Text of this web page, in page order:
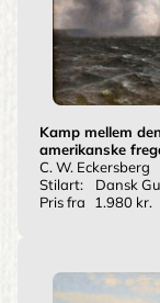
Kamp mellem
amerikanske
C. W. Eckersberg
Stilart:
Dansk
Pris fra
1.980 kr.